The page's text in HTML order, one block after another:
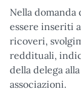
Nella
essere inseriti
ricoveri,
reddituali,
della delega
associazioni.